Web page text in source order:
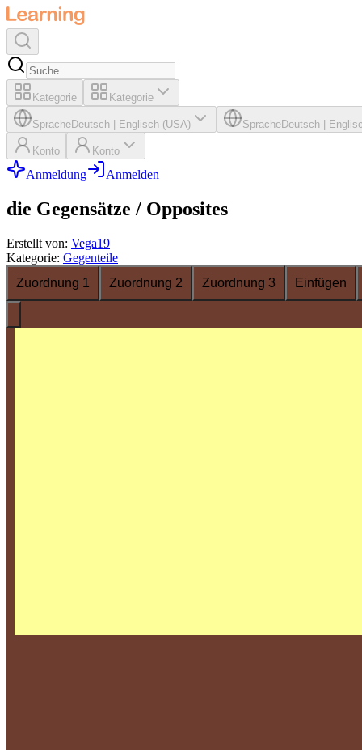
Kategorie Kategorie
SpracheDeutsch Englisch (USA) SpracheDeutsch
Konto Konto
Anmeldung Anmelden
die Gegensätze / Opposites
Erstellt von: Vega19
Kategorie: Gegenteile
Zuordnung 1
Zuordnung 2 Zuordnung 3 Einfügen